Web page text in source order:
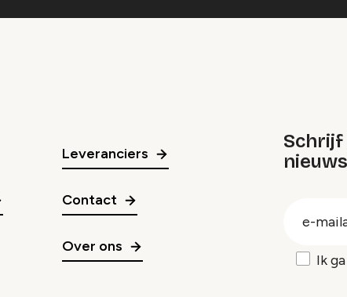
Leveranciers
Contact
Over ons
Schrijf
Ik